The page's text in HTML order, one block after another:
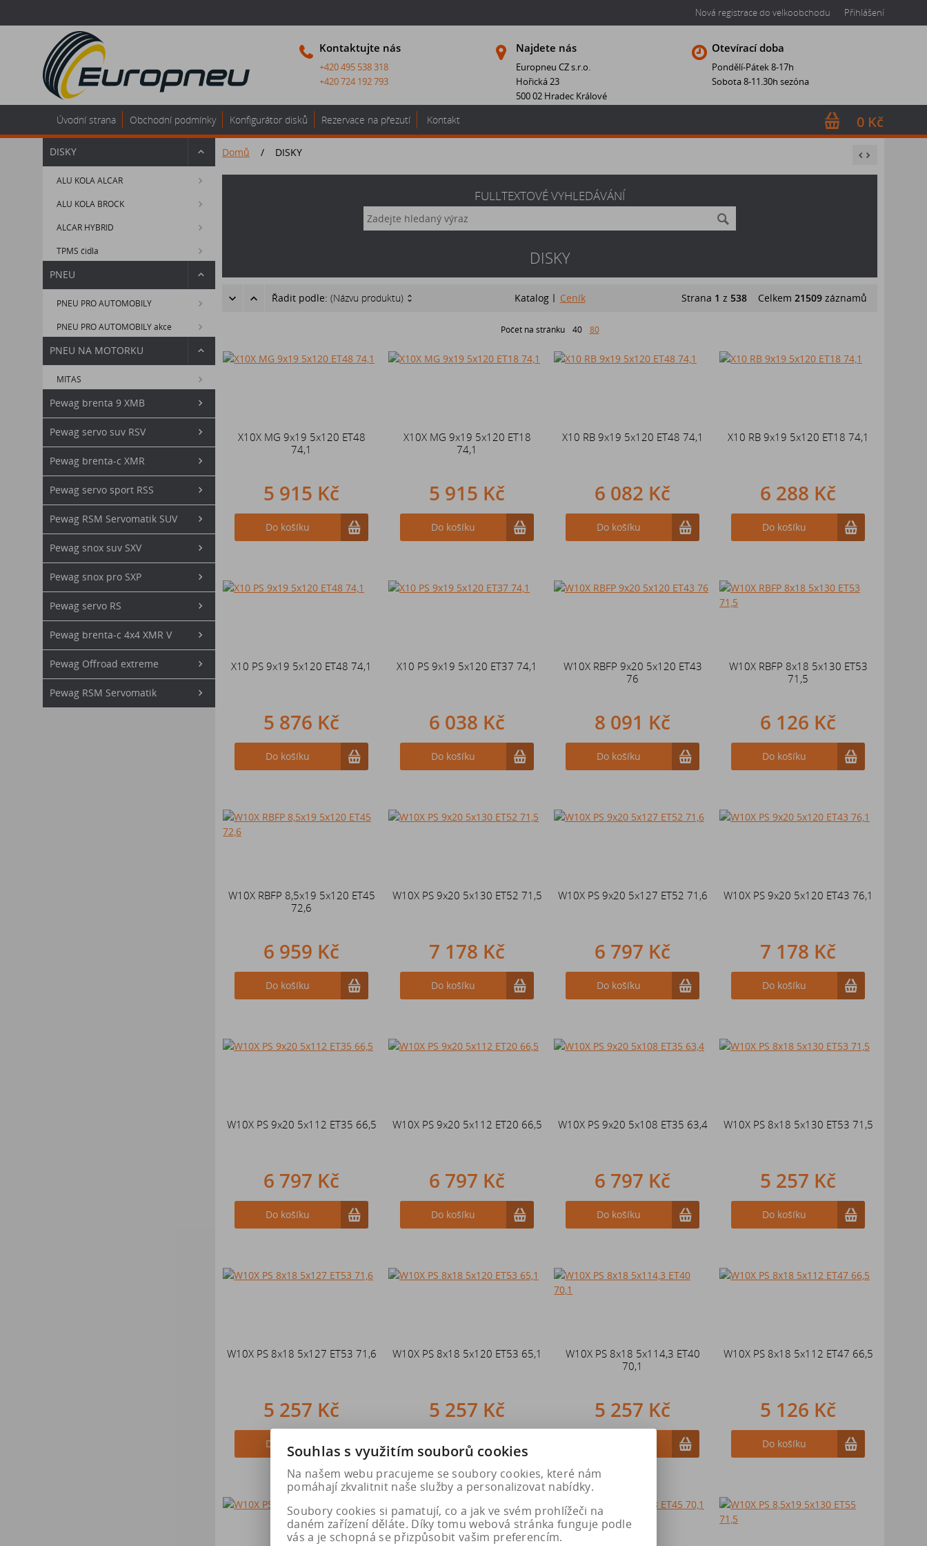
Nová registrace do velkoobchodu Přihlášení
Kontaktujte nás
+420 495 538 318
+420 724 192 793
Najdete nás
Europneu CZ s.r.o.
Hořická 23
500 02 Hradec Králové
Otevírací doba
Pondělí-Pátek 8-17h
Sobota 8-11.30h sezóna
0 Kč
Úvodní strana Obchodní podmínky Konfigurátor disků Rezervace na přezutí Kontakt
DISKY
ALU KOLA ALCAR
ALU KOLA BROCK
ALCAR HYBRID
TPMS čidla
PNEU
PNEU PRO AUTOMOBILY
PNEU PRO AUTOMOBILY akce
PNEU NA MOTORKU
MITAS
Pewag brenta 9 XMB
Pewag servo suv RSV
Pewag brenta-c XMR
Pewag servo sport RSS
Pewag RSM Servomatik SUV
Pewag snox suv SXV
Pewag snox pro SXP
Pewag servo RS
Pewag brenta-c 4x4 XMR V
Pewag Offroad extreme
Pewag RSM Servomatik
Domů / DISKY
FULLTEXTOVÉ VYHLEDÁVÁNÍ
DISKY
Řadit podle: (Názvu produktu) Katalog Ceník Strana 1 z 538 Celkem 21509 záznamů
Počet na stránku 40 80
X10X MG 9x19 5x120 ET48
74,1
5 915 Kč
Do košíku
X10X MG 9x19 5x120 ET18
74,1
5 915 Kč
Do košíku
X10 RB 9x19 5x120 ET48 74,1
6 082 Kč
Do košíku
X10 RB 9x19 5x120 ET18 74,1
6 288 Kč
Do košíku
X10 PS 9x19 5x120 ET48 74,1
5 876 Kč
Do košíku
X10 PS 9x19 5x120 ET37 74,1
6 038 Kč
Do košíku
W10X RBFP 9x20 5x120 ET43
76
8 091 Kč
Do košíku
W10X RBFP 8x18 5x130 ET53
71,5
6 126 Kč
Do košíku
W10X RBFP 8,5x19 5x120 ET45
72,6
6 959 Kč
Do košíku
W10X PS 9x20 5x130 ET52 71,5
7 178 Kč
Do košíku
W10X PS 9x20 5x127 ET52 71,6
6 797 Kč
Do košíku
W10X PS 9x20 5x120 ET43 76,1
7 178 Kč
Do košíku
W10X PS 9x20 5x112 ET35 66,5
6 797 Kč
Do košíku
W10X PS 9x20 5x112 ET20 66,5
6 797 Kč
Do košíku
W10X PS 9x20 5x108 ET35 63,4
6 797 Kč
Do košíku
W10X PS 8x18 5x130 ET53 71,5
5 257 Kč
Do košíku
W10X PS 8x18 5x127 ET53 71,6
5 257 Kč
Do košíku
W10X PS 8x18 5x120 ET53 65,1
5 257 Kč
Do košíku
W10X PS 8x18 5x114,3 ET40
70,1
5 257 Kč
W10X PS 8x18 5x112 ET47 66,5
5 126 Kč
Do košíku
Souhlas s využitím souborů cookies
Na našem webu pracujeme se soubory cookies, které nám
pomáhají zkvalitnit naše služby a personalizovat nabídky.
Soubory cookies si pamatují, co a jak ve svém prohlížeči na
daném zařízení děláte. Díky tomu webová stránka funguje podle
vás a je schopná se přizpůsobit vašim preferencím.